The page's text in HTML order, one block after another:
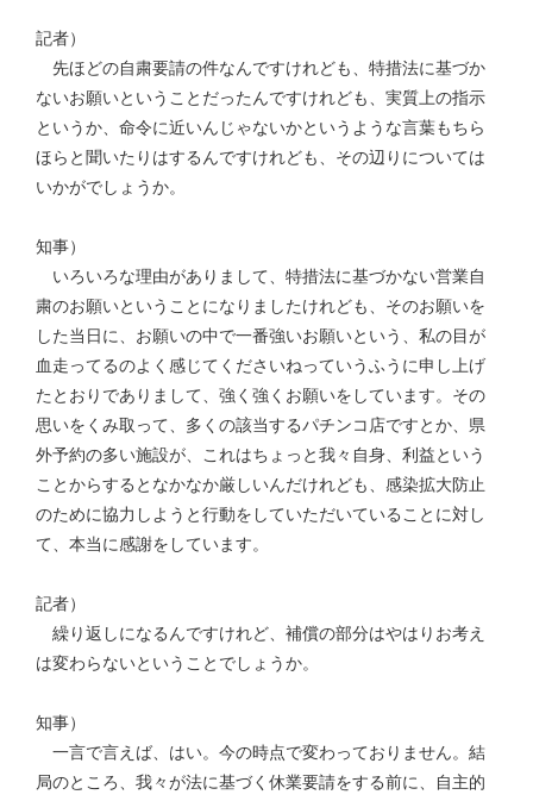
記者）
先ほどの自粛要請の件なんですけれども、特措法に基づか
ないお願いということだったんですけれども、実質上の指示
というか、命令に近いんじゃないかというような言葉もちら
ほらと聞いたりはするんですけれども、その辺りについては
いかがでしょうか。
知事）
いろいろな理由がありまして、特措法に基づかない営業自
粛のお願いということになりましたけれども、そのお願いを
した当日に、お願いの中で一番強いお願いという、私の目が
血走ってるのよく感じてくださいねっていうふうに申し上げ
たとおりでありまして、強く強くお願いをしています。その
思いをくみ取って、多くの該当するパチンコ店ですとか、県
外予約の多い施設が、これはちょっと我々自身、利益という
ことからするとなかなか厳しいんだけれども、感染拡大防止
のために協力しようと行動をしていただいていることに対し
て、本当に感謝をしています。
記者）
繰り返しになるんですけれど、補償の部分はやはりお考え
は変わらないということでしょうか。
知事）
一言で言えば、はい。今の時点で変わっておりません。結
局のところ、我々が法に基づく休業要請をする前に、自主的